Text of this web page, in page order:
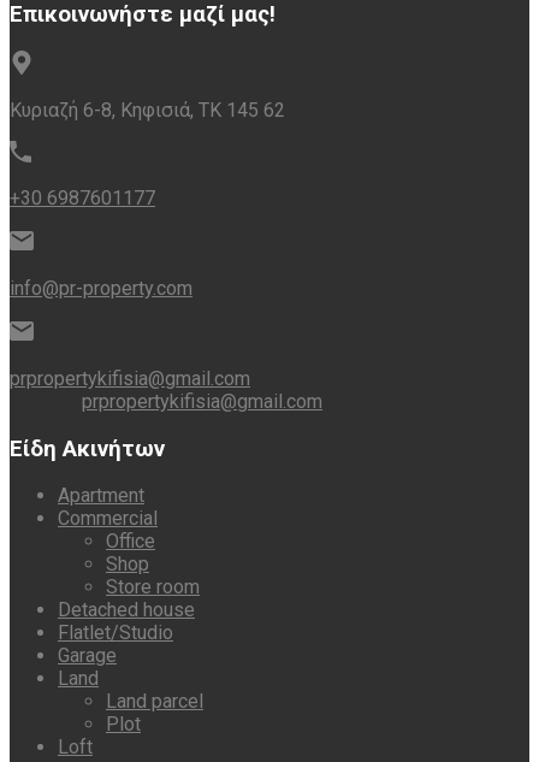
Επικοινωνήστε μαζί μας!
Κυριαζή 6-8, Κηφισιά, ΤΚ 145 62
+30 6987601177
info@pr-property.com
prpropertykifisia@gmail.com
prpropertykifisia@gmail.com
Είδη Ακινήτων
Apartment
Commercial
Office
Shop
Store room
Detached house
Flatlet/Studio
Garage
Land
Land parcel
Plot
Loft